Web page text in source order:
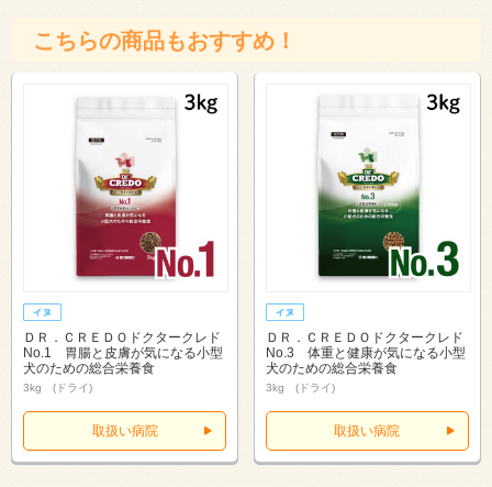
こちらの商品もおすすめ！
ＤＲ．ＣＲＥＤＯドクタークレド
No.1 胃腸と皮膚が気になる小型
犬のための総合栄養食
3kg (ドライ)
取扱い病院
ＤＲ．ＣＲＥＤＯドクタークレド
No.3 体重と健康が気になる小型
犬のための総合栄養食
3kg (ドライ)
取扱い病院